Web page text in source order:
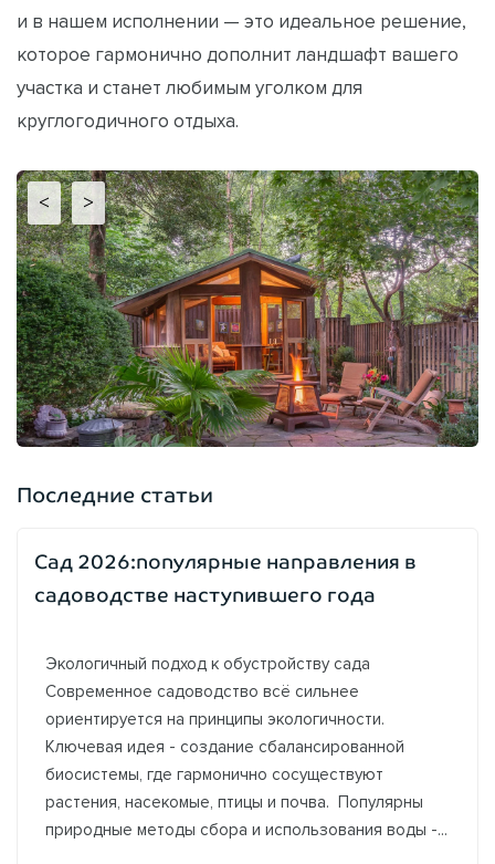
и в нашем исполнении — это идеальное решение,
которое гармонично дополнит ландшафт вашего
участка и станет любимым уголком для
круглогодичного отдыха.
< >
Последние статьи
Сад 2026:популярные направления в
садоводстве наступившего года
Экологичный подход к обустройству сада
Современное садоводство всё сильнее
ориентируется на принципы экологичности.
Ключевая идея - создание сбалансированной
биосистемы, где гармонично сосуществуют
растения, насекомые, птицы и почва. Популярны
природные методы сбора и использования воды -...